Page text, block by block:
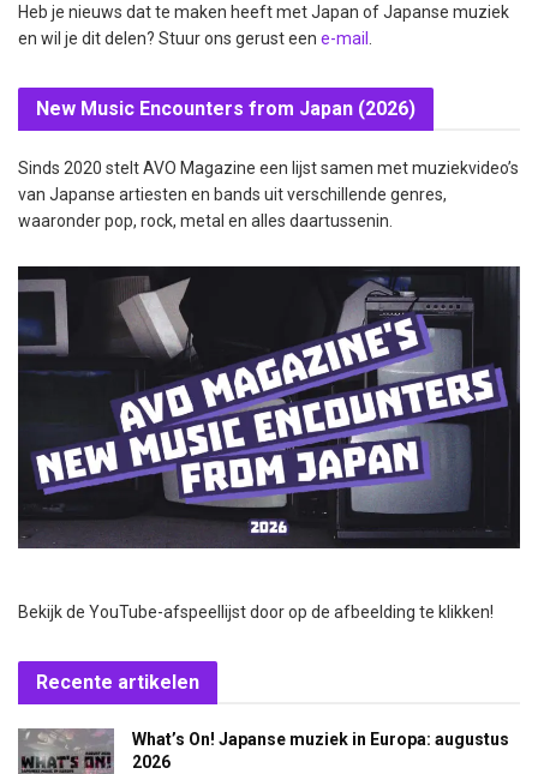
Heb je nieuws dat te maken heeft met Japan of Japanse muziek
en wil je dit delen? Stuur ons gerust een e-mail
New Music Encounters from Japan (2026)
Sinds 2020 stelt AVO Magazine een lijst samen met muziekvideo’s
van Japanse artiesten en bands uit verschillende genres,
waaronder pop, rock, metal en alles daartussenin.
Bekijk de YouTube-afspeellijst door op de afbeelding te klikken!
Recente artikelen
What’s On! Japanse muziek in Europa: augustus
2026